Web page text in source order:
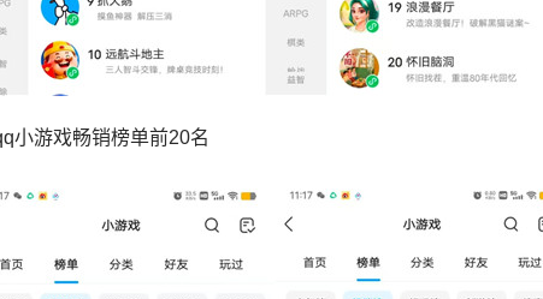
小游戏畅销榜单前20名